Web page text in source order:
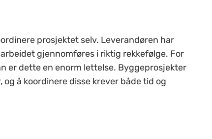
prosjektet selv. Leverandøren har
gjennomføres i riktig rekkefølge. For
er dette en enorm lettelse. Byggeprosjekter
å koordinere disse krever både tid og